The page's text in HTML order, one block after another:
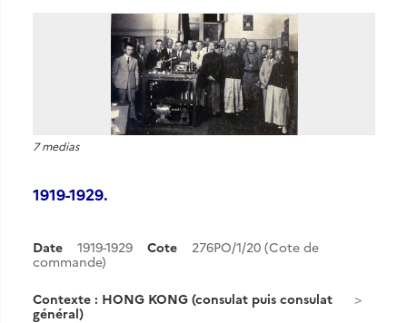
7 medias
1919-1929.
Date 1919-1929 Cote
276PO/1/20 (Cote de
commande)
Contexte : HONG KONG (consulat puis consulat
général)